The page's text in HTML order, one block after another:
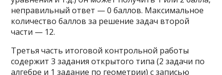
неправильный ответ — 0 баллов. Максимальное
количество баллов за решение задач второй
части — 12.
Третья часть итоговой контрольной работы
содержит 3 задания открытого типа (2 задачи по
алгебре и 1 задание по геометрии) с записью